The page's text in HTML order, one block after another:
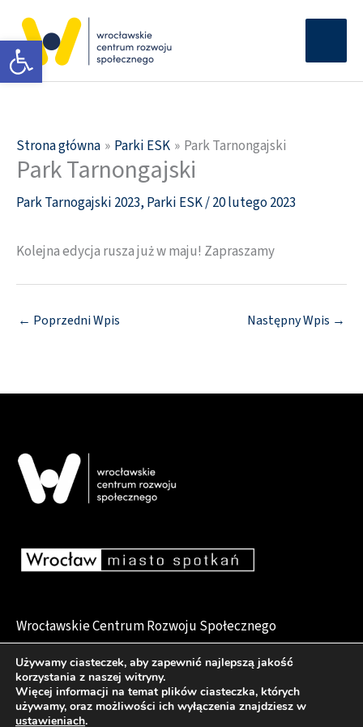
Otwórz pasek narzędzi
treści
Strona główna Parki ESK Park Tarnongajski
Park Tarnongajski
Park Tarnogajski 2023, Parki ESK/20 lutego 2023
Kolejna edycja rusza już w maju! Zapraszamy
← Poprzedni Wpis Następny Wpis →
Wrocławskie Centrum Rozwoju Społecznego
pl. Dominikański 6, 50-159 Wrocław
Deklaracja dostępności
Używamy ciasteczek, aby zapewnić najlepszą jakość
korzystania z naszej witryny.
Więcej informacji na temat plików ciasteczka, których
używamy, oraz możliwości ich wyłączenia znajdziesz w
ustawieniach.